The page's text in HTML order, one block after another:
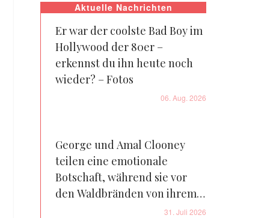
Aktuelle Nachrichten
Er war der coolste Bad Boy im
Hollywood der 80er –
erkennst du ihn heute noch
wieder? – Fotos
06. Aug. 2026
George und Amal Clooney
teilen eine emotionale
Botschaft, während sie vor
den Waldbränden von ihrem
Bauernhof in Frankreich31. Juli 2026